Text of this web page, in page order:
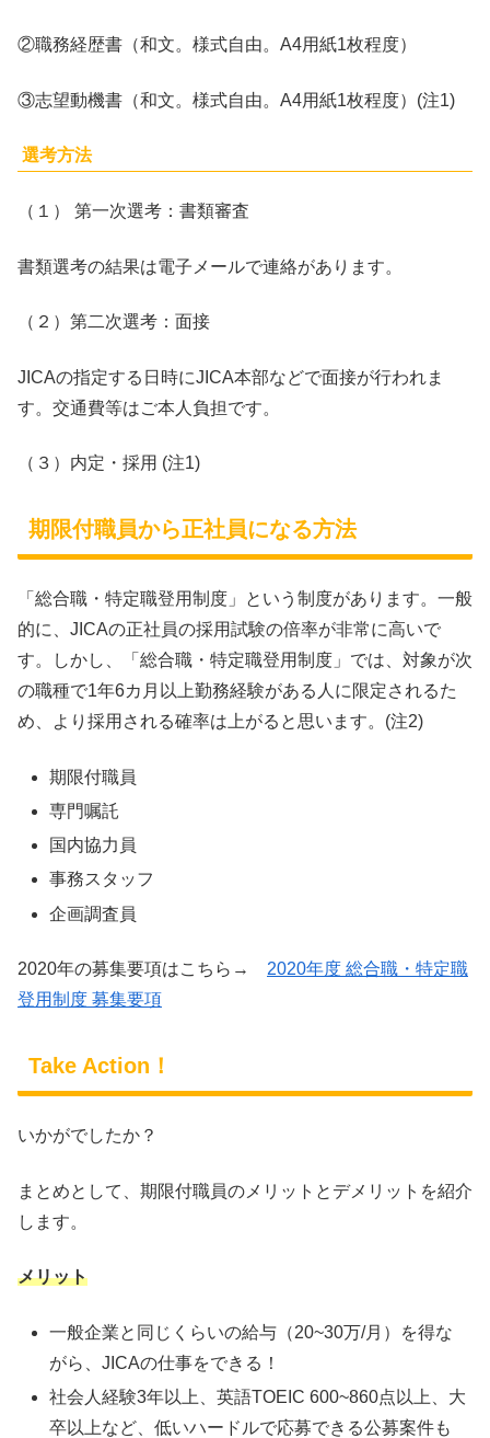
②職務経歴書（和文。様式自由。A4用紙1枚程度）
③志望動機書（和文。様式自由。A4用紙1枚程度）(注1)
選考方法
（１） 第一次選考：書類審査
書類選考の結果は電子メールで連絡があります。
（２）第二次選考：面接
JICAの指定する日時にJICA本部などで面接が行われま
す。交通費等はご本人負担です。
（３）内定・採用 (注1)
期限付職員から正社員になる方法
「総合職・特定職登用制度」という制度があります。一般
的に、JICAの正社員の採用試験の倍率が非常に高いで
す。しかし、「総合職・特定職登用制度」では、対象が次
の職種で1年6カ月以上勤務経験がある人に限定されるた
め、より採用される確率は上がると思います。(注2)
期限付職員
専門嘱託
国内協力員
事務スタッフ
企画調査員
2020年の募集要項はこちら→ 2020年度 総合職・特定職
登用制度 募集要項
Take Action！
いかがでしたか？
まとめとして、期限付職員のメリットとデメリットを紹介
します。
メリット
一般企業と同じくらいの給与（20~30万/月）を得な
がら、JICAの仕事をできる！
社会人経験3年以上、英語TOEIC 600~860点以上、大
卒以上など、低いハードルで応募できる公募案件も